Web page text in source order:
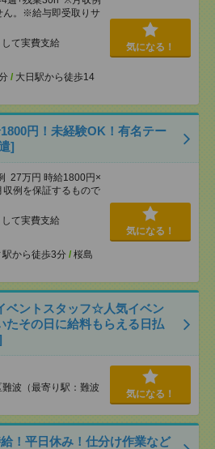
ん。※給与即受取りサ
て実費支給
/ 大日駅から徒歩14
気になる！
円！未経験OK！有名テー
]
27万円 時給1800円×
例を保証するもので
て実費支給
から徒歩3分 / 桜島
気になる！
ベントスタッフ☆人気イベン
たその日に給料もらえる日払
波（最寄り駅：難波
気になる！
！平日休み！仕分け作業など